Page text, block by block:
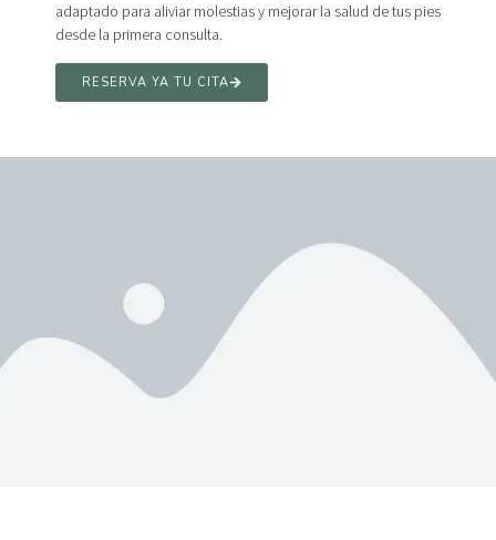
adaptado para aliviar molestias y mejorar la salud de tus pies
desde la primera consulta.
RESERVA YA TU CITA